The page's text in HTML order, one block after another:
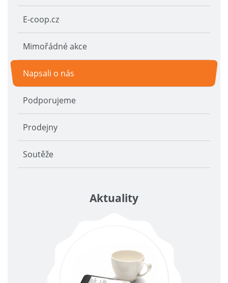
E-coop.cz
Mimořádné akce
Napsali o nás
Podporujeme
Prodejny
Soutěže
Aktuality